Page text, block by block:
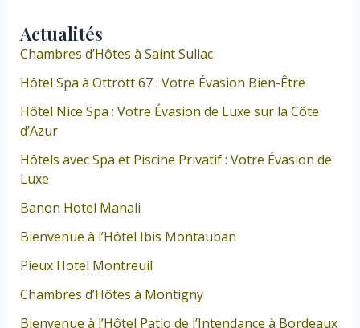
Actualités
Chambres d’Hôtes à Saint Suliac
Hôtel Spa à Ottrott 67 : Votre Évasion Bien-Être
Hôtel Nice Spa : Votre Évasion de Luxe sur la Côte
d’Azur
Hôtels avec Spa et Piscine Privatif : Votre Évasion de
Luxe
Banon Hotel Manali
Bienvenue à l’Hôtel Ibis Montauban
Pieux Hotel Montreuil
Chambres d’Hôtes à Montigny
Bienvenue à l’Hôtel Patio de l’Intendance à Bordeaux